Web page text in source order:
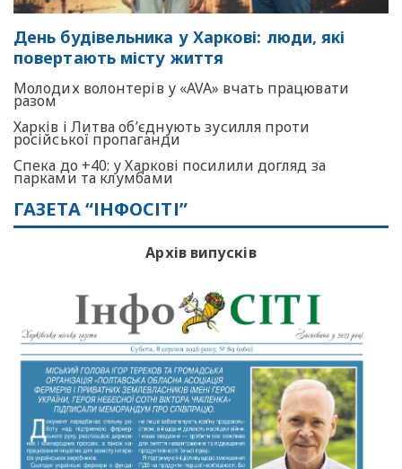
День будівельника у Харкові: люди, які
повертають місту життя
Молодих волонтерів у «AVA» вчать працювати
разом
Харків і Литва об’єднують зусилля проти
російської пропаганди
Спека до +40: у Харкові посилили догляд за
парками та клумбами
ГАЗЕТА “ІНФОСІТІ”
Архів випусків